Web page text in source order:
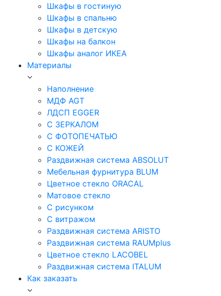
Шкафы в гостиную
Шкафы в спальню
Шкафы в детскую
Шкафы на балкон
Шкафы аналог ИКЕА
Материалы
Наполнение
МДФ AGT
ЛДСП EGGER
С ЗЕРКАЛОМ
С ФОТОПЕЧАТЬЮ
С КОЖЕЙ
Раздвижная система ABSOLUT
Мебельная фурнитура BLUM
Цветное стекло ORACAL
Матовое стекло
C рисунком
C витражом
Раздвижная система ARISTO
Раздвижная система RAUMplus
Цветное стекло LACOBEL
Раздвижная система ITALUM
Как заказать